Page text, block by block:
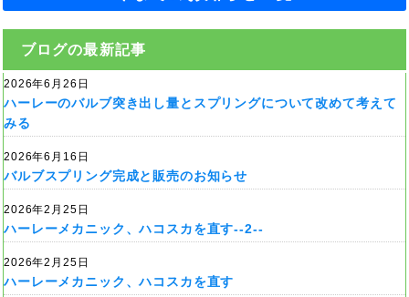
ブログの最新記事
2026年6月26日
ハーレーのバルブ突き出し量とスプリングについて改めて考えて
みる
2026年6月16日
バルブスプリング完成と販売のお知らせ
2026年2月25日
ハーレーメカニック、ハコスカを直す--2--
2026年2月25日
ハーレーメカニック、ハコスカを直す